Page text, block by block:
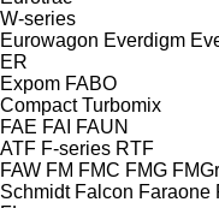
W-series
Eurowagon Everdigm
ER
Expom FABO
Compact Turbomix
FAE FAI FAUN
ATF F-series RTF
FAW FM FMC FMG
Schmidt Falcon Faraone